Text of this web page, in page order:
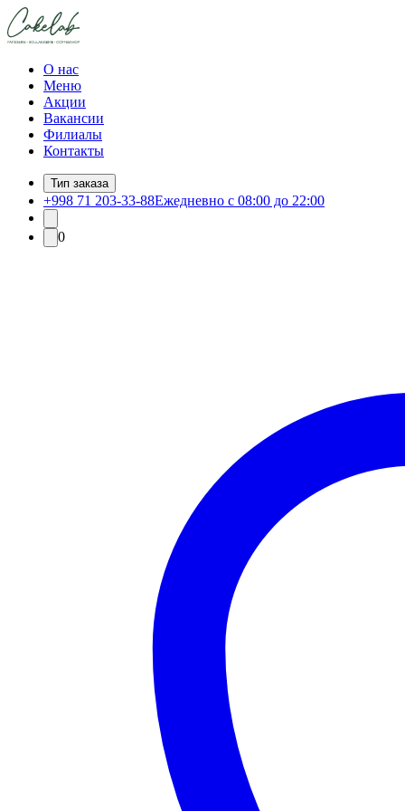
О нас
Меню
Акции
Вакансии
Филиалы
Контакты
Тип заказа
+998 71 203-33-88Ежедневно с 08:00 до 22:00
0